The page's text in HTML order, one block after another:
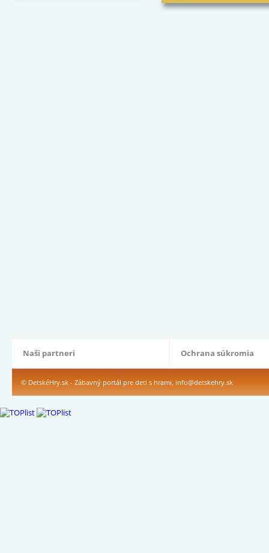
Naši partneri Ochrana súkromia
© DetskéHry.sk - Zábavný portál pre deti s hrami, info@detskehry.sk